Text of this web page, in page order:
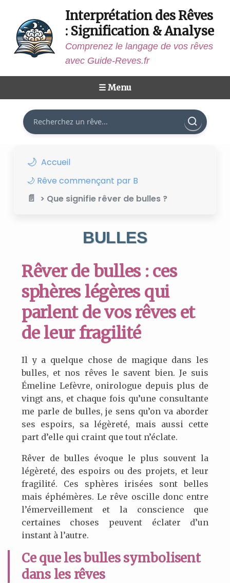
Interprétation des Rêves
: Signification & Analyse
Comprenez le langage de vos rêves
avec Guide-Reves.fr
☰ Menu
Rechercher
Accueil
🌙 Rêve commençant par B
> Que signifie rêver de bulles ?
BULLES
Rêver de bulles : ces
sphères légères qui
parlent de vos rêves et
de leur fragilité
Il y a quelque chose de magique dans les
bulles, et nos rêves le savent bien. Je suis
Émeline Lefèvre, onirologue depuis plus de
vingt ans, et chaque fois qu’une consultante
me parle de bulles, je sens qu’on va aborder
ses espoirs, sa légèreté, mais aussi cette
part d’elle qui craint que tout n’éclate.
Rêver de bulles évoque le plus souvent la
légèreté, des espoirs ou des projets, et leur
fragilité. Ces sphères irisées sont belles
mais éphémères. Le rêve oscille donc entre
l’émerveillement et la conscience que
certaines choses peuvent éclater d’un
instant à l’autre.
Ce que les bulles symbolisent
dans les rêves